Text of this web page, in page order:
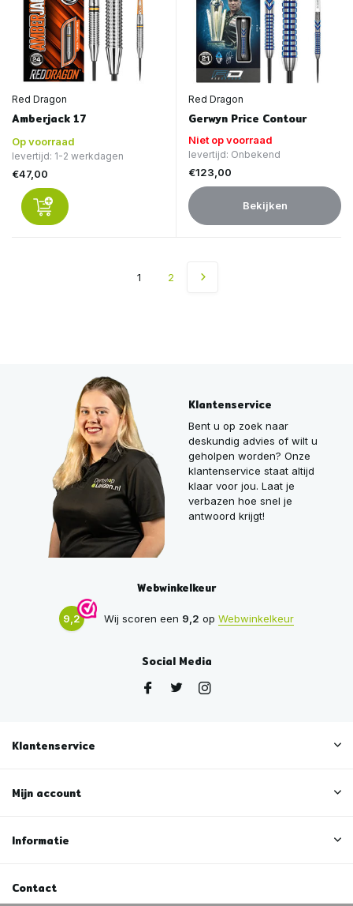
Red Dragon
Amberjack 17
Op voorraad
levertijd: 1-2 werkdagen
€47,00
Red Dragon
Gerwyn Price Contour
Niet op voorraad
levertijd: Onbekend
€123,00
Bekijken
1 2
Klantenservice
Bent u op zoek naar
deskundig advies of wilt u
geholpen worden? Onze
klantenservice staat altijd
klaar voor jou. Laat je
verbazen hoe snel je
antwoord krijgt!
Webwinkelkeur
9,2 Wij scoren een 9,2 op Webwinkelkeur
Social Media
Klantenservice
Mijn account
Informatie
Contact